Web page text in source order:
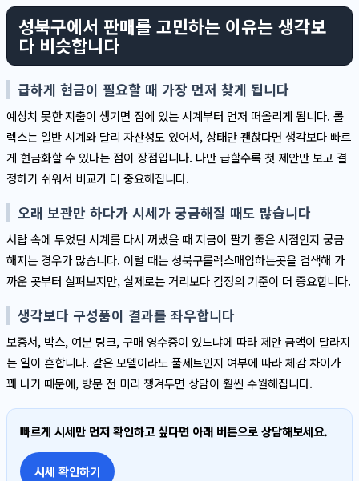
성북구에서 판매를 고민하는 이유는 생각보
다 비슷합니다
급하게 현금이 필요할 때 가장 먼저 찾게 됩니다
예상치 못한 지출이 생기면 집에 있는 시계부터 먼저 떠올리게 됩니다. 롤
렉스는 일반 시계와 달리 자산성도 있어서, 상태만 괜찮다면 생각보다 빠르
게 현금화할 수 있다는 점이 장점입니다. 다만 급할수록 첫 제안만 보고 결
정하기 쉬워서 비교가 더 중요해집니다.
오래 보관만 하다가 시세가 궁금해질 때도 많습니다
서랍 속에 두었던 시계를 다시 꺼냈을 때 지금이 팔기 좋은 시점인지 궁금
해지는 경우가 많습니다. 이럴 때는 성북구롤렉스매입하는곳을 검색해 가
까운 곳부터 살펴보지만, 실제로는 거리보다 감정의 기준이 더 중요합니다.
생각보다 구성품이 결과를 좌우합니다
보증서, 박스, 여분 링크, 구매 영수증이 있느냐에 따라 제안 금액이 달라지
는 일이 흔합니다. 같은 모델이라도 풀세트인지 여부에 따라 체감 차이가
꽤 나기 때문에, 방문 전 미리 챙겨두면 상담이 훨씬 수월해집니다.
빠르게 시세만 먼저 확인하고 싶다면 아래 버튼으로 상담해보세요.
시세 확인하기